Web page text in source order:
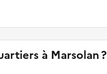
à Marsolan ?